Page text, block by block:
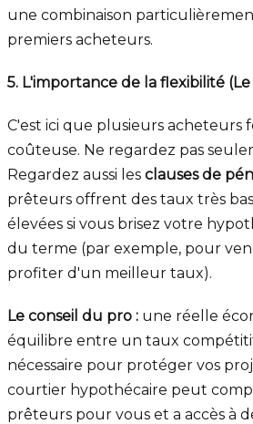
une combinaison
premiers acheteurs.
5. L'importance de la flexibilité
C'est ici que plusieurs
coûteuse. Ne regardez pas
Regardez aussi les clauses de
prêteurs offrent des taux très
élevées si vous brisez votre
du terme (par exemple, pour
profiter d'un meilleur taux).
Le conseil du pro : une réelle
équilibre entre un taux
nécessaire pour protéger vos
courtier hypothécaire peut
prêteurs pour vous et a accès à